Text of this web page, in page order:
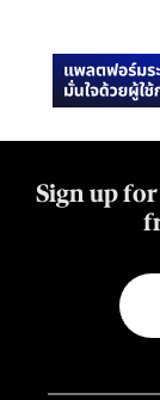
Sign up